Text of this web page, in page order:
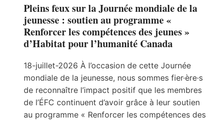
Pleins feux sur la Journée mondiale de la
jeunesse : soutien au programme «
Renforcer les compétences des jeunes »
d’Habitat pour l’humanité Canada
18-juillet-2026 À l’occasion de cette Journée
mondiale de la jeunesse, nous sommes fier·ère·s
de reconnaître l’impact positif que les membres
de l’ÉFC continuent d’avoir grâce à leur soutien
au programme « Renforcer les compétences des